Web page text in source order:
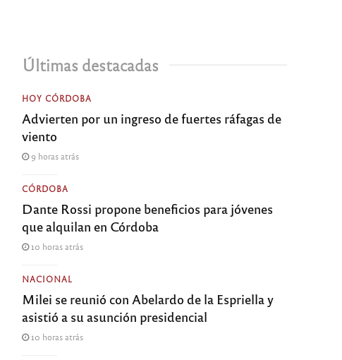
Últimas destacadas
HOY CÓRDOBA
Advierten por un ingreso de fuertes ráfagas de
viento
9 horas atrás
CÓRDOBA
Dante Rossi propone beneficios para jóvenes
que alquilan en Córdoba
10 horas atrás
NACIONAL
Milei se reunió con Abelardo de la Espriella y
asistió a su asunción presidencial
10 horas atrás